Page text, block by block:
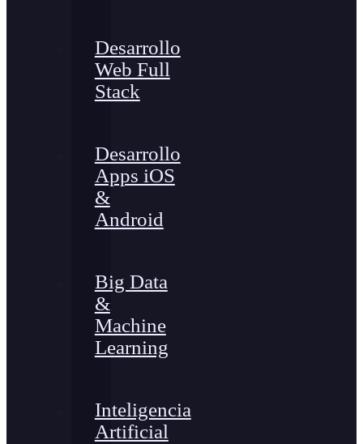
Desarrollo
Web Full
Stack
Desarrollo
Apps iOS
&
Android
Big Data
&
Machine
Learning
Inteligencia
Artificial